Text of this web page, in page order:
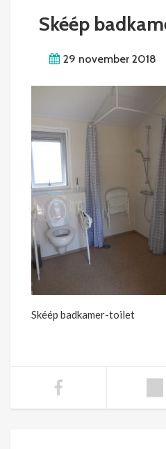
Skéép
29 november 2018
Skéép badkamer-toilet